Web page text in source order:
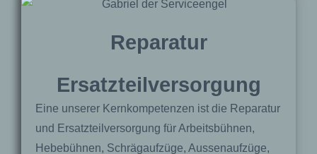
Reparatur
Ersatzteilversorgung
Eine unserer Kernkompetenzen ist die Reparatur
und Ersatzteilversorgung für Arbeitsbühnen,
Hebebühnen, Schrägaufzüge, Aussenaufzüge,